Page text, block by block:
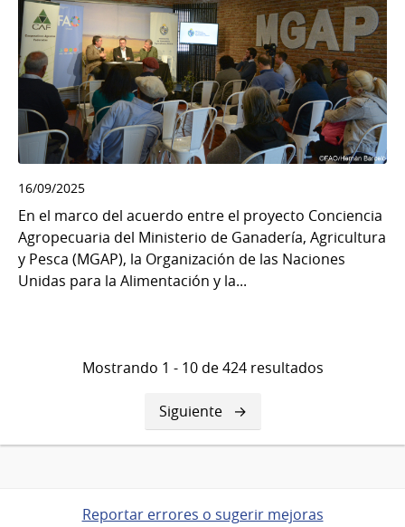
16/09/2025
En el marco del acuerdo entre el proyecto Conciencia
Agropecuaria del Ministerio de Ganadería, Agricultura
y Pesca (MGAP), la Organización de las Naciones
Unidas para la Alimentación y la...
Mostrando 1 - 10 de 424 resultados
Siguiente
página
Siguiente
Reportar errores o sugerir mejoras